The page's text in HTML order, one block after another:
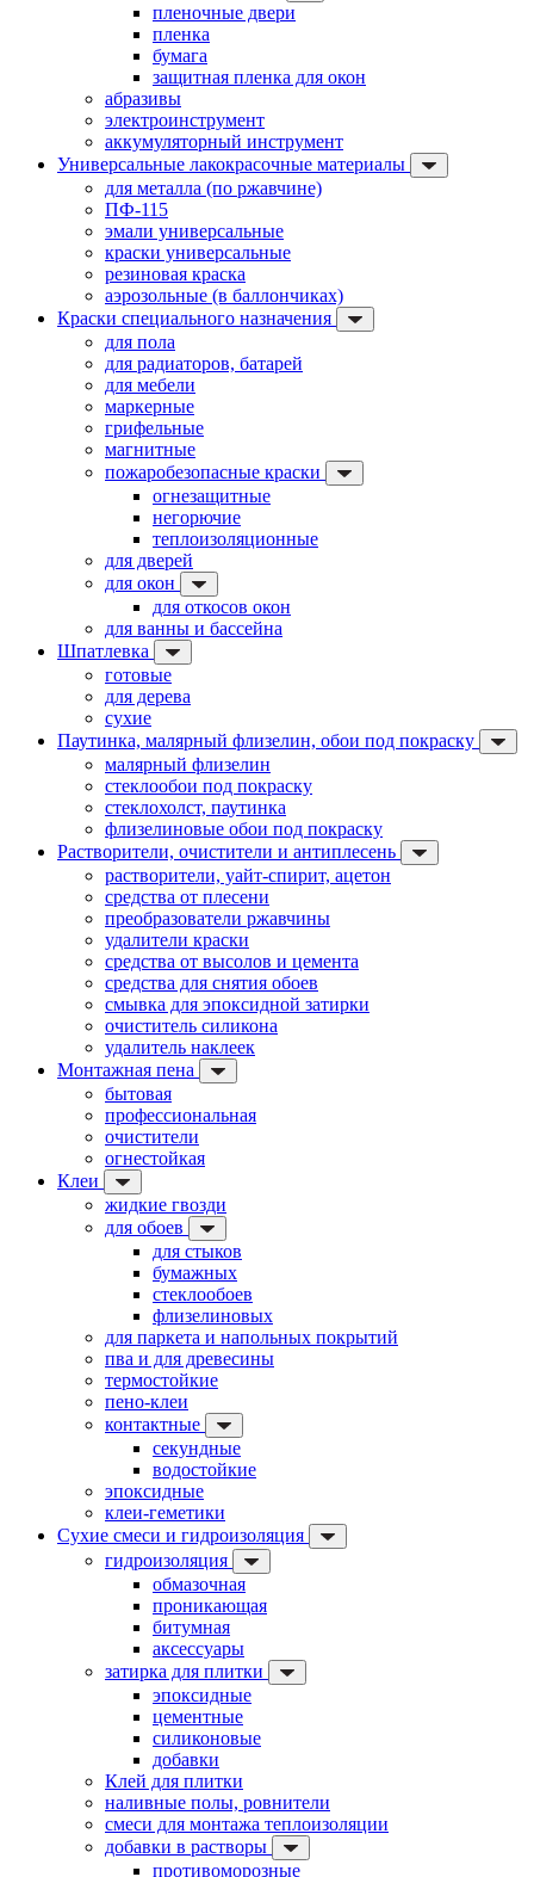
пленочные двери
пленка
бумага
защитная пленка для окон
абразивы
электроинструмент
аккумуляторный инструмент
Универсальные лакокрасочные материалы
для металла (по ржавчине)
ПФ-115
эмали универсальные
краски универсальные
резиновая краска
аэрозольные (в баллончиках)
Краски специального назначения
для пола
для радиаторов, батарей
для мебели
маркерные
грифельные
магнитные
пожаробезопасные краски
огнезащитные
негорючие
теплоизоляционные
для дверей
для окон
для откосов окон
для ванны и бассейна
Шпатлевка
готовые
для дерева
сухие
Паутинка, малярный флизелин, обои под покраску
малярный флизелин
стеклообои под покраску
стеклохолст, паутинка
флизелиновые обои под покраску
Растворители, очистители и антиплесень
растворители, уайт-спирит, ацетон
средства от плесени
преобразователи ржавчины
удалители краски
средства от высолов и цемента
средства для снятия обоев
смывка для эпоксидной затирки
очиститель силикона
удалитель наклеек
Монтажная пена
бытовая
профессиональная
очистители
огнестойкая
Клеи
жидкие гвозди
для обоев
для стыков
бумажных
стеклообоев
флизелиновых
для паркета и напольных покрытий
пва и для древесины
термостойкие
пено-клеи
контактные
секундные
водостойкие
эпоксидные
клеи-геметики
Сухие смеси и гидроизоляция
гидроизоляция
обмазочная
проникающая
битумная
аксессуары
затирка для плитки
эпоксидные
цементные
силиконовые
добавки
Клей для плитки
наливные полы, ровнители
смеси для монтажа теплоизоляции
добавки в растворы
противоморозные